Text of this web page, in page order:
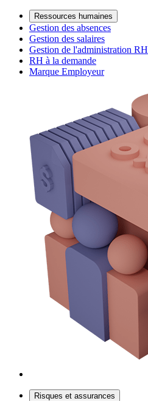
Ressources humaines
Gestion des absences
Gestion des salaires
Gestion de l'administration RH
RH à la demande
Marque Employeur
Risques et assurances